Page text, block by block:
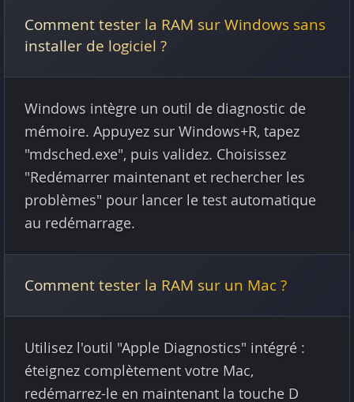
Comment tester la RAM sur Windows sans
installer de logiciel ?
Windows intègre un outil de diagnostic de
mémoire. Appuyez sur Windows+R, tapez
"mdsched.exe", puis validez. Choisissez
"Redémarrer maintenant et rechercher les
problèmes" pour lancer le test automatique
au redémarrage.
Comment tester la RAM sur un Mac ?
Utilisez l'outil "Apple Diagnostics" intégré :
éteignez complètement votre Mac,
redémarrez-le en maintenant la touche D